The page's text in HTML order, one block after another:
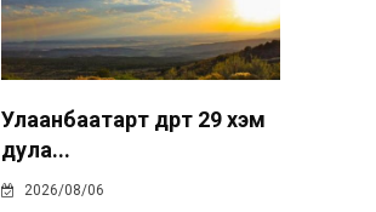
Улаанбаатарт өдөртөө 29 хэм
дула...
2026/08/06